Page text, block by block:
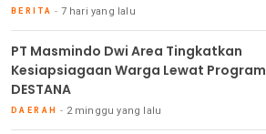
BERITA 7 hari yang lalu
PT Masmindo Dwi Area Tingkatkan
Kesiapsiagaan Warga Lewat Program
DESTANA
DAERAH 2 minggu yang lalu